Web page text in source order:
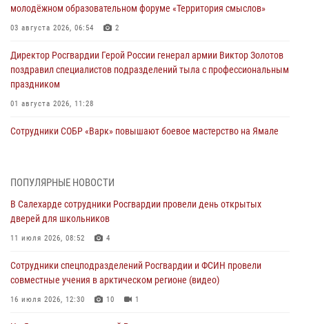
молодёжном образовательном форуме «Территория смыслов»
03 августа 2026, 06:54 2
Директор Росгвардии Герой России генерал армии Виктор Золотов
поздравил специалистов подразделений тыла с профессиональным
праздником
01 августа 2026, 11:28
Сотрудники СОБР «Варк» повышают боевое мастерство на Ямале
Офицеры спецназа Росгвардии провели практическое занятие для
29 июля 2026, 10:42
В Уральском округе Росгвардии состоялось заседание
29 июля 2026, 10:39
Сотрудники СОБР «Варк» приняли участие в чемпионате Уральского
ПОПУЛЯРНЫЕ НОВОСТИ
В Салехарде сотрудники Росгвардии провели день открытых
дверей для школьников
11 июля 2026, 08:52 4
Сотрудники спецподразделений Росгвардии и ФСИН провели
совместные учения в арктическом регионе (видео)
16 июля 2026, 12:30 10 1